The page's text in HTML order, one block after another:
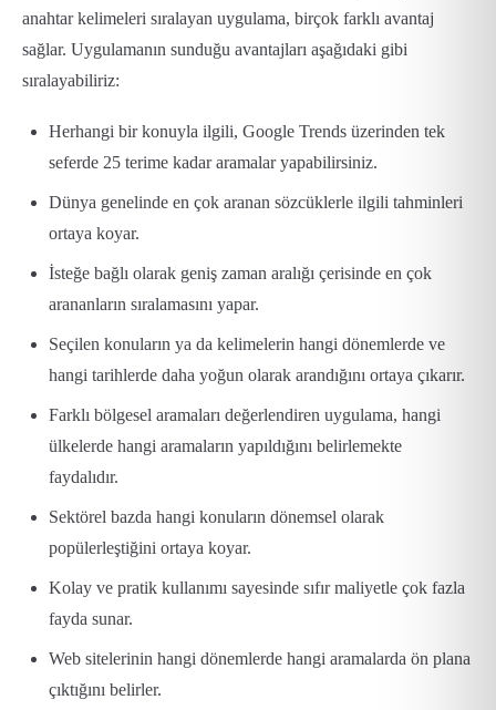
anahtar kelimeleri sıralayan uygulama, birçok farklı avantaj
sağlar. Uygulamanın sunduğu avantajları aşağıdaki gibi
sıralayabiliriz:
Herhangi bir konuyla ilgili, Google Trends üzerinden tek
seferde 25 terime kadar aramalar yapabilirsiniz.
Dünya genelinde en çok aranan sözcüklerle ilgili tahminleri
ortaya koyar.
İsteğe bağlı olarak geniş zaman aralığı çerisinde en çok
arananların sıralamasını yapar.
Seçilen konuların ya da kelimelerin hangi dönemlerde ve
hangi tarihlerde daha yoğun olarak arandığını ortaya çıkarır.
Farklı bölgesel aramaları değerlendiren uygulama, hangi
ülkelerde hangi aramaların yapıldığını belirlemekte
faydalıdır.
Sektörel bazda hangi konuların dönemsel olarak
popülerleştiğini ortaya koyar.
Kolay ve pratik kullanımı sayesinde sıfır maliyetle çok fazla
fayda sunar.
Web sitelerinin hangi dönemlerde hangi aramalarda ön plana
çıktığını belirler.